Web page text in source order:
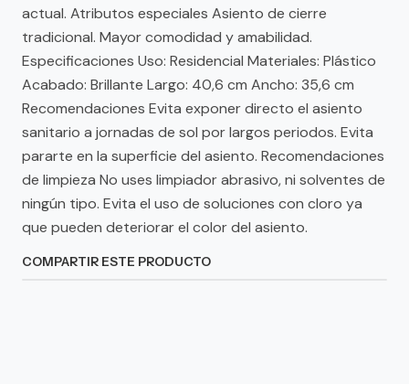
actual. Atributos especiales Asiento de cierre
tradicional. Mayor comodidad y amabilidad.
Especificaciones Uso: Residencial Materiales: Plástico
Acabado: Brillante Largo: 40,6 cm Ancho: 35,6 cm
Recomendaciones Evita exponer directo el asiento
sanitario a jornadas de sol por largos periodos. Evita
pararte en la superficie del asiento. Recomendaciones
de limpieza No uses limpiador abrasivo, ni solventes de
ningún tipo. Evita el uso de soluciones con cloro ya
que pueden deteriorar el color del asiento.
COMPARTIR ESTE PRODUCTO